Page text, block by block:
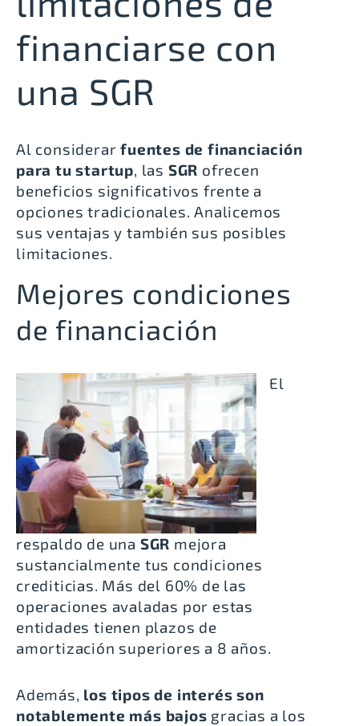
financiarse con
una SGR
Al considerarfuentes de financiación
para tu startup, las SGR ofrecen
beneficios significativos frente a
opciones tradicionales. Analicemos
sus ventajas y también sus posibles
limitaciones.
Mejores condiciones
de financiación
El
respaldo de una SGR mejora
sustancialmente tus condiciones
crediticias. Más del 60% de las
operaciones avaladas por estas
entidades tienen plazos de
amortización superiores a 8 años.
Además, los tipos de interés son
notablemente más bajos gracias a los